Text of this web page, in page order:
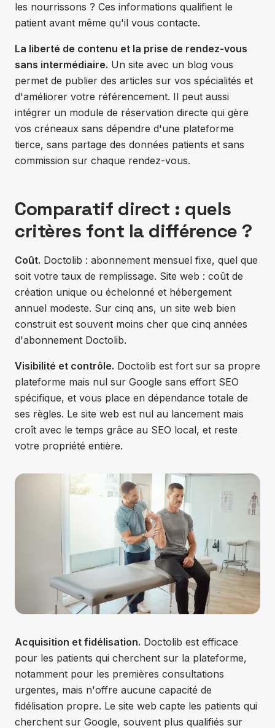
les nourrissons ? Ces informations qualifient le
patient avant même qu'il vous contacte.
La liberté de contenu et la prise de rendez-vous
sans intermédiaire. Un site avec un blog vous
permet de publier des articles sur vos spécialités et
d'améliorer votre référencement. Il peut aussi
intégrer un module de réservation directe qui gère
vos créneaux sans dépendre d'une plateforme
tierce, sans partage des données patients et sans
commission sur chaque rendez-vous.
Comparatif direct : quels
critères font la différence ?
Coût. Doctolib : abonnement mensuel fixe, quel que
soit votre taux de remplissage. Site web : coût de
création unique ou échelonné et hébergement
annuel modeste. Sur cinq ans, un site web bien
construit est souvent moins cher que cinq années
d'abonnement Doctolib.
Visibilité et contrôle. Doctolib est fort sur sa propre
plateforme mais nul sur Google sans effort SEO
spécifique, et vous place en dépendance totale de
ses règles. Le site web est nul au lancement mais
croît avec le temps grâce au SEO local, et reste
votre propriété entière.
Acquisition et fidélisation. Doctolib est efficace
pour les patients qui cherchent sur la plateforme,
notamment pour les premières consultations
urgentes, mais n'offre aucune capacité de
fidélisation propre. Le site web capte les patients qui
cherchent sur Google, souvent plus qualifiés sur